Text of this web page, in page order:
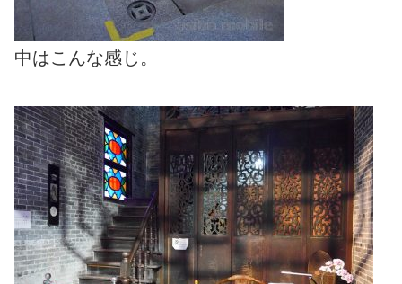
中はこんな感じ。